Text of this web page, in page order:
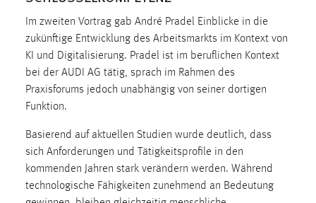
Im zweiten Vortrag gab André Pradel Einblicke in die
zukünftige Entwicklung des Arbeitsmarkts im Kontext von
KI und Digitalisierung. Pradel ist im beruflichen Kontext
bei der AUDI AG tätig, sprach im Rahmen des
Praxisforums jedoch unabhängig von seiner dortigen
Funktion.
Basierend auf aktuellen Studien wurde deutlich, dass
sich Anforderungen und Tätigkeitsprofile in den
kommenden Jahren stark verändern werden. Während
technologische Fähigkeiten zunehmend an Bedeutung
STATISTIK
Statistik Cookies erfassen Informationen anonym.
Diese Informationen helfen uns zu verstehen, wie
unsere Besucher unsere Website nutzen.
Name:
_pk_ref, _pk_cvar, _pk_id, _pk_ses
Zweck: